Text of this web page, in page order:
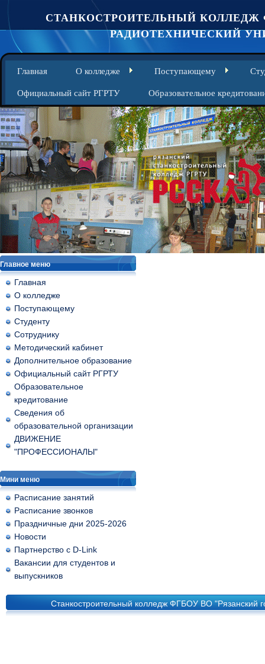
СТАНКОСТРОИТЕЛЬНЫЙ КОЛЛЕДЖ
РАДИОТЕХНИЧЕСКИЙ
Главная О колледже Поступающему
Официальный сайт РГРТУ Образовательное
Главное меню
Главная
О колледже
Поступающему
Студенту
Сотруднику
Методический кабинет
Дополнительное образование
Официальный сайт РГРТУ
Образовательное
кредитование
Сведения об
образовательной организации
ДВИЖЕНИЕ
"ПРОФЕССИОНАЛЫ"
Мини меню
Расписание занятий
Расписание звонков
Праздничные дни 2025-2026
Новости
Партнерство с D-Link
Вакансии для студентов и
выпускников
Станкостроительный колледж ФГБОУ ВО "Рязанский